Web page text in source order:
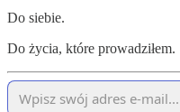
Do siebie.
Do życia, które prowadziłem.